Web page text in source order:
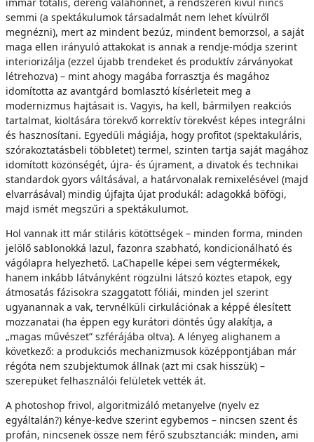
semmi (a spektákulumok társadalmát nem lehet kívülről
megnézni), mert az mindent bezúz, mindent bemorzsol, a saját
maga ellen irányuló attakokat is annak a rendje-módja szerint
interiorizálja (ezzel újabb trendeket és produktív zárványokat
létrehozva) – mint ahogy magába forrasztja és magához
idomította az avantgárd bomlasztó kísérleteit meg a
modernizmus hajtásait is. Vagyis, ha kell, bármilyen reakciós
tartalmat, kioltására törekvő korrektív törekvést képes integrálni
és hasznosítani. Egyedüli mágiája, hogy profitot (spektakuláris,
szórakoztatásbeli többletet) termel, szinten tartja saját magához
idomított közönségét, újra- és újrament, a divatok és technikai
standardok gyors váltásával, a határvonalak remixelésével (majd
elvarrásával) mindig újfajta újat produkál: adagokká böfögi,
majd ismét megszűri a spektákulumot.
Hol vannak itt már stiláris kötöttségek – minden forma, minden
jelölő sablonokká lazul, fazonra szabható, kondicionálható és
vágólapra helyezhető. LaChapelle képei sem végtermékek,
hanem inkább látványként rögzülni látszó köztes etapok, egy
átmosatás fázisokra szaggatott fóliái, minden jel szerint
ugyanannak a vak, tervnélküli cirkulációnak a képpé élesített
mozzanatai (ha éppen egy kurátori döntés úgy alakítja, a
„magas művészet” szférájába oltva). A lényeg alighanem a
következő: a produkciós mechanizmusok középpontjában már
régóta nem szubjektumok állnak (azt mi csak hisszük) –
szerepüket felhasználói felületek vették át.
A photoshop frivol, algoritmizáló metanyelve (nyelv ez
egyáltalán?) kénye-kedve szerint egybemos – nincsen szent és
profán, nincsenek össze nem férő szubsztanciák: minden, ami